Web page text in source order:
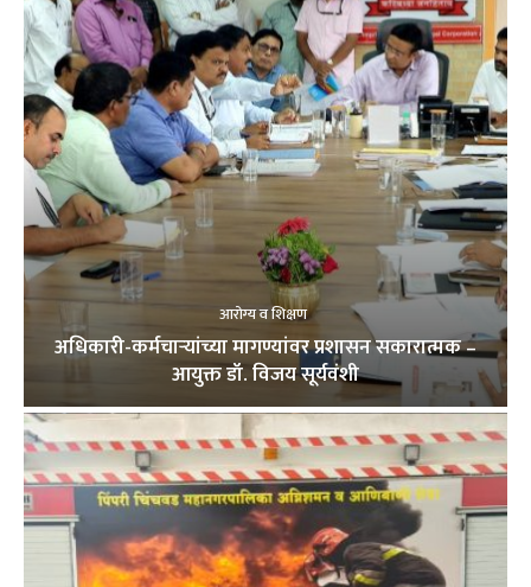
आरोग्य व शिक्षण
अधिकारी-कर्मचाऱ्यांच्या मागण्यांवर प्रशासन सकारात्मक –
आयुक्त डॉ. विजय सूर्यवंशी